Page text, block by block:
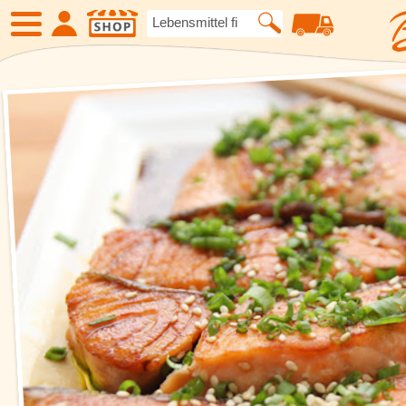
SHOP
Neue Produkte Angebote
Eiskrem Früchte
Gemüse Suppen
Kartoffelspezialitäten Gewürze
Geflügel Fleisch